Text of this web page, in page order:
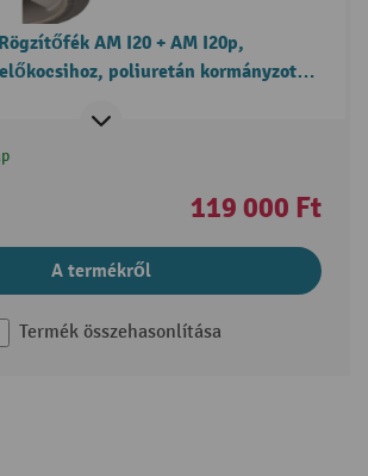
AM I20 + AM I20p,
poliuretán kormányzott
119 000 Ft
A termékről
Termék összehasonlítása